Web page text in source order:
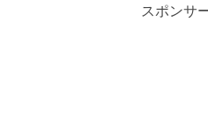
スポンサ